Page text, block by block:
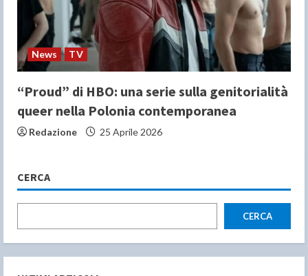
News TV
“Proud” di HBO: una serie sulla genitorialità
queer nella Polonia contemporanea
Redazione 25 Aprile 2026
CERCA
CERCA